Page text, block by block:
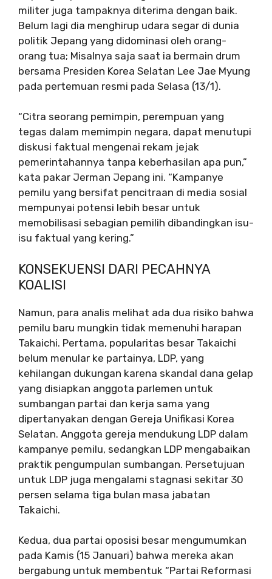
militer juga tampaknya diterima dengan baik.
Belum lagi dia menghirup udara segar di dunia
politik Jepang yang didominasi oleh orang-
orang tua; Misalnya saja saat ia bermain drum
bersama Presiden Korea Selatan Lee Jae Myung
pada pertemuan resmi pada Selasa (13/1).
“Citra seorang pemimpin, perempuan yang
tegas dalam memimpin negara, dapat menutupi
diskusi faktual mengenai rekam jejak
pemerintahannya tanpa keberhasilan apa pun,”
kata pakar Jerman Jepang ini. “Kampanye
pemilu yang bersifat pencitraan di media sosial
mempunyai potensi lebih besar untuk
memobilisasi sebagian pemilih dibandingkan isu-
isu faktual yang kering.”
KONSEKUENSI DARI PECAHNYA
KOALISI
Namun, para analis melihat ada dua risiko bahwa
pemilu baru mungkin tidak memenuhi harapan
Takaichi. Pertama, popularitas besar Takaichi
belum menular ke partainya, LDP, yang
kehilangan dukungan karena skandal dana gelap
yang disiapkan anggota parlemen untuk
sumbangan partai dan kerja sama yang
dipertanyakan dengan Gereja Unifikasi Korea
Selatan. Anggota gereja mendukung LDP dalam
kampanye pemilu, sedangkan LDP mengabaikan
praktik pengumpulan sumbangan. Persetujuan
untuk LDP juga mengalami stagnasi sekitar 30
persen selama tiga bulan masa jabatan
Takaichi.
Kedua, dua partai oposisi besar mengumumkan
pada Kamis (15 Januari) bahwa mereka akan
bergabung untuk membentuk “Partai Reformasi